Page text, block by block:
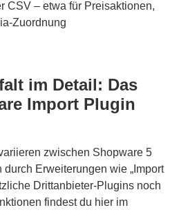
CSV – etwa für Preisaktionen,
Zuordnung
im Detail: Das
Import Plugin
zwischen Shopware 5
Erweiterungen wie „Import
Drittanbieter-Plugins noch
findest du hier im